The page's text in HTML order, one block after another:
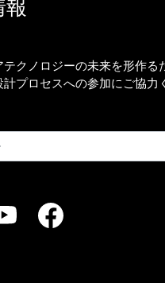
テクノロジーの未来を形作
プロセスへの参加にご協力